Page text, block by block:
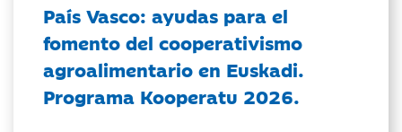
País Vasco: ayudas para el
fomento del cooperativismo
agroalimentario en Euskadi.
Programa Kooperatu 2026.